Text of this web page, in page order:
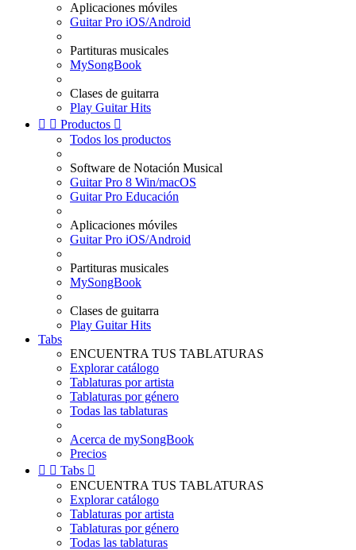
Aplicaciones móviles
Guitar Pro iOS/Android
Partituras musicales
MySongBook
Clases de guitarra
Play Guitar Hits
  Productos 
Todos los productos
Software de Notación Musical
Guitar Pro 8 Win/macOS
Guitar Pro Educación
Aplicaciones móviles
Guitar Pro iOS/Android
Partituras musicales
MySongBook
Clases de guitarra
Play Guitar Hits
Tabs
ENCUENTRA TUS TABLATURAS
Explorar catálogo
Tablaturas por artista
Tablaturas por género
Todas las tablaturas
Acerca de mySongBook
Precios
  Tabs 
ENCUENTRA TUS TABLATURAS
Explorar catálogo
Tablaturas por artista
Tablaturas por género
Todas las tablaturas